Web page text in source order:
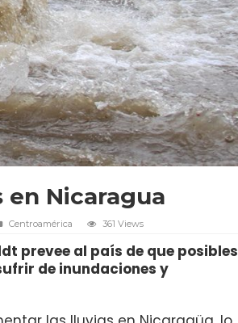
Nicaragua
Centroamérica 361 Views
prevee al país de que posibles
de inundaciones y